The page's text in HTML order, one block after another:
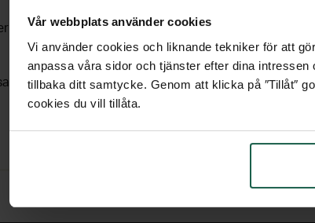
Vår webbplats använder cookies
Vi använder cookies och liknande tekniker för att
anpassa våra sidor och tjänster efter dina
tillbaka ditt samtycke. Genom att klicka på ″Tillåt″
cookies du vill tillåta.
i svartmålad stål.
för bastuaggregaten M1, M2, M3 och M3 och SL.